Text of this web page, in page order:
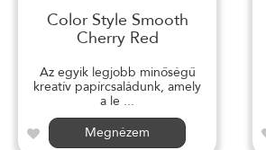
Color Style Smooth
Cherry Red
Az egyik legjobb minőségű
kreatív papírcsaládunk, amely
a le ...
Megnézem